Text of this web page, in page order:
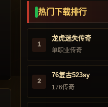
热门下载排行
1
龙虎迷失传奇
单职业传奇
2
76复古523sy
176传奇